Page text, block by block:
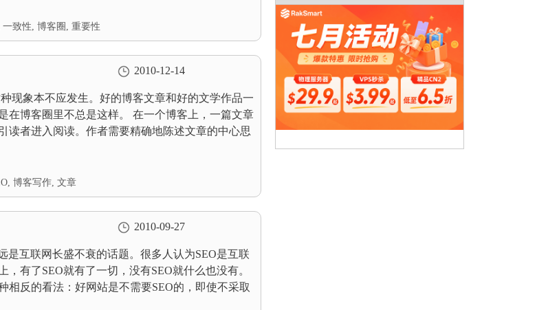
一致性,博客圈 ,重要性
2010-12-14
现象本不应发生。好的博客文章和好的文学作品一
在博客圈里不总是这样。 在一个博客上，一篇文章
读者进入阅读。作者需要精确地陈述文章的中心思
,博客写作,文章
2010-09-27
是互联网长盛不衰的话题。很多人认为SEO是互联
，有了SEO就有了一切，没有SEO就什么也没有。
相反的看法：好网站是不需要SEO的，即使不采取